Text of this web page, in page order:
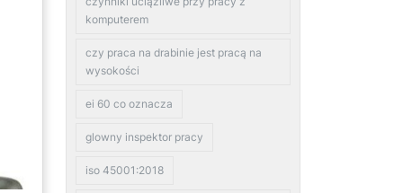
komputerem
czy praca na drabinie jest pracą na
wysokości
ei 60 co oznacza
glowny inspektor pracy
iso 45001:2018